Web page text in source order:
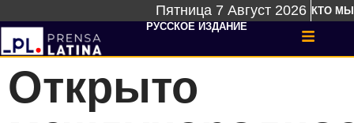
Пятница 7 Август 2026 КТО МЫ
РУССКОЕ ИЗДАНИЕ
Открыто